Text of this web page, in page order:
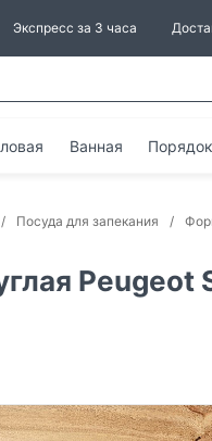
Экспресс за 3 часа
Ванная
Посуда для запекания
Peugeot